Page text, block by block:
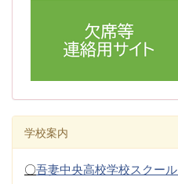
学校案内
〇吾妻中央高校学校スクー